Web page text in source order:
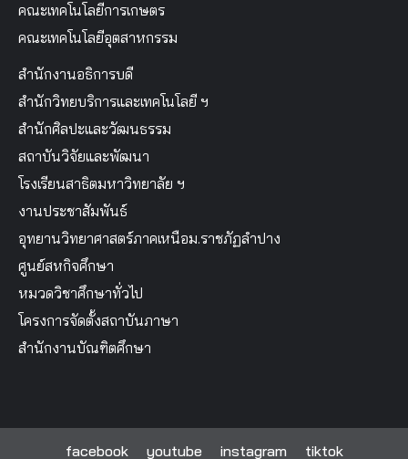
คณะเทคโนโลยีการเกษตร
คณะเทคโนโลยีอุตสาหกรรม
สำนักงานอธิการบดี
สำนักวิทยบริการและเทคโนโลยี ฯ
สำนักศิลปะและวัฒนธรรม
สถาบันวิจัยและพัฒนา
โรงเรียนสาธิตมหาวิทยาลัย ฯ
งานประชาสัมพันธ์
อุทยานวิทยาศาสตร์ภาคเหนือม.ราชภัฏลำปาง
ศูนย์สหกิจศึกษา
หมวดวิชาศึกษาทั่วไป
โครงการจัดตั้งสถาบันภาษา
สำนักงานบัณฑิตศึกษา
facebook youtube instagram tiktok